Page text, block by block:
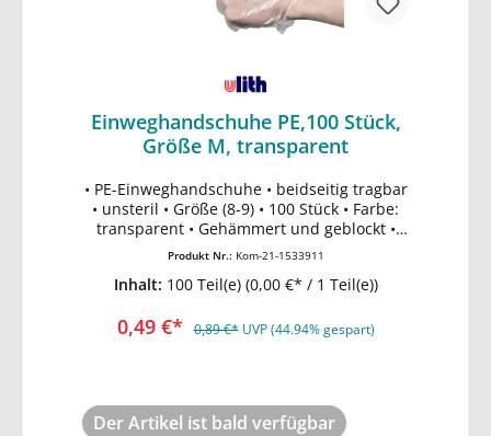
Einweghandschuhe PE,100 Stück,
Größe M, transparent
• PE-Einweghandschuhe • beidseitig tragbar
• unsteril • Größe (8-9) • 100 Stück • Farbe:
transparent • Gehämmert und geblockt •
Lebensmitteltauglichkeit
Produkt Nr.: Kom-21-1533911
Inhalt: 100 Teil(e) (0,00 €* / 1 Teil(e))
0,49 €* 0,89 €* UVP (44.94% gespart)
In den Warenkorb
Der Artikel ist bald verfügbar